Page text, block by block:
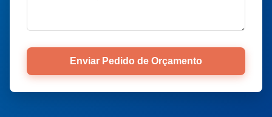
Enviar Pedido de Orçamento